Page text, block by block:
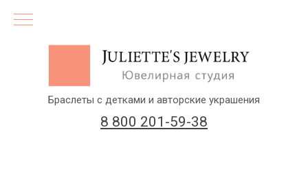
8 800 201-59-38
Браслеты с детками и авторские украшения